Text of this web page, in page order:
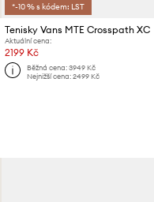
*-10 % s kódem: LST
Tenisky Vans MTE Crosspath XC
Aktuální cena:
2199 Kč
Běžná cena: 3949 Kč
Nejnižší cena: 2499 Kč